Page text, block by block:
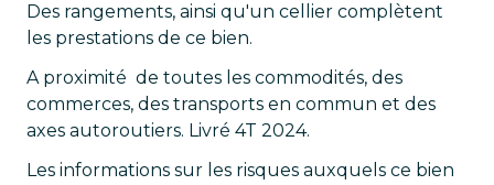
Des rangements, ainsi qu'un cellier complètent
les prestations de ce bien.
A proximité de toutes les commodités, des
commerces, des transports en commun et des
axes autoroutiers. Livré 4T 2024.
Les informations sur les risques auxquels ce bien